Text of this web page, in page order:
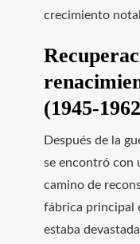
crecimiento
(1945-
Después de la
se encontró con
camino de
fábrica principal
estaba